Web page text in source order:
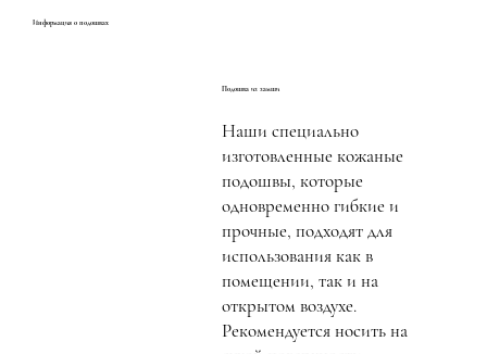
Информация о подошвах
Подошва из замши
Наши специально
изготовленные кожаные
подошвы, которые
одновременно гибкие и
прочные, подходят для
использования как в
помещении, так и на
открытом воздухе.
Рекомендуется носить на